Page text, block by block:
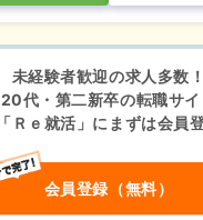
未経験者歓迎の求人多数！
20代・第二新卒の転職サイ
「Ｒｅ就活」にまずは会員
会員登録（無料）